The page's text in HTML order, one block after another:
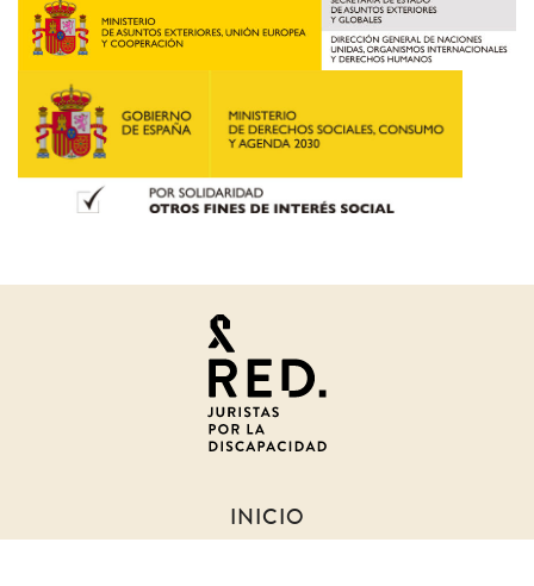
discapacidad
INICIO
SOBRE NOSOTROS